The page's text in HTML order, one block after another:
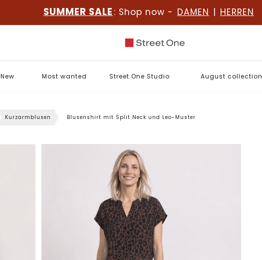
SUMMER SALE : Shop now - DAMEN | HERREN
New Most wanted Street One Studio August collection
Kurzarmblusen Blusenshirt mit Split Neck und Leo-Muster